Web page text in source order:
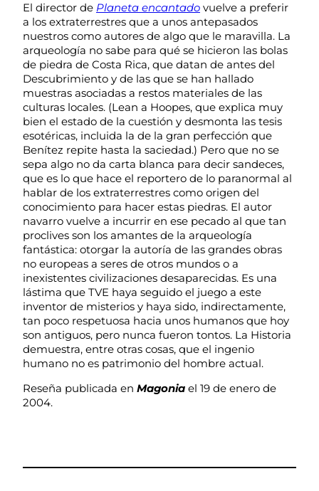
El director de Planeta encantado vuelve a preferir
a los extraterrestres que a unos antepasados
nuestros como autores de algo que le maravilla. La
arqueología no sabe para qué se hicieron las bolas
de piedra de Costa Rica, que datan de antes del
Descubrimiento y de las que se han hallado
muestras asociadas a restos materiales de las
culturas locales. (Lean a Hoopes, que explica muy
bien el estado de la cuestión y desmonta las tesis
esotéricas, incluida la de la gran perfección que
Benítez repite hasta la saciedad.) Pero que no se
sepa algo no da carta blanca para decir sandeces,
que es lo que hace el reportero de lo paranormal al
hablar de los extraterrestres como origen del
conocimiento para hacer estas piedras. El autor
navarro vuelve a incurrir en ese pecado al que tan
proclives son los amantes de la arqueología
fantástica: otorgar la autoría de las grandes obras
no europeas a seres de otros mundos o a
inexistentes civilizaciones desaparecidas. Es una
lástima que TVE haya seguido el juego a este
inventor de misterios y haya sido, indirectamente,
tan poco respetuosa hacia unos humanos que hoy
son antiguos, pero nunca fueron tontos. La Historia
demuestra, entre otras cosas, que el ingenio
humano no es patrimonio del hombre actual.
Reseña publicada en Magonia el 19 de enero de
2004.